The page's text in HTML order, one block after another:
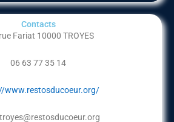
Contacts
Fariat 10000 TROYES
06 63 77 35 14
www.restosducoeur.org/